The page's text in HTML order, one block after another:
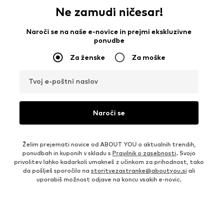
Ne zamudi ničesar!
Naroči se na naše e-novice in prejmi ekskluzivne
ponudbe
Za ženske Za moške
Tvoj e-poštni naslov
Naroči se
Želim prejemati novice od ABOUT YOU o aktualnih trendih,
ponudbah in kuponih v skladu s Pravilnik o zasebnosti. Svojo
privolitev lahko kadarkoli umakneš z učinkom za prihodnost, tako
da pošlješ sporočilo na storitvezastranke@aboutyou.si ali
uporabiš možnost odjave na koncu vsakih e-novic.